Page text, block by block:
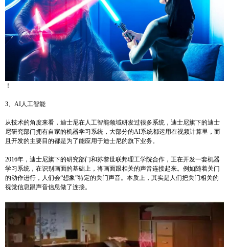
！
3、AI人工智能
从技术的角度来看，迪士尼在人工智能领域研发过很多系统，迪士尼旗下的迪士
尼研究部门拥有自家的机器学习系统，大部分的AI系统都运用在视频计算里，而
且开发的主要目的都是为了能应用于迪士尼的旗下业务。
2016年，迪士尼旗下的研究部门和苏黎世联邦理工学院合作，正在开发一套机器
学习系统，在识别画面的基础上，将画面跟相关的声音连接起来。例如随着关门
的动作进行，人们会“想象”特定的关门声音。本质上，其实是人们把关门相关的
视觉信息跟声音信息做了连接。